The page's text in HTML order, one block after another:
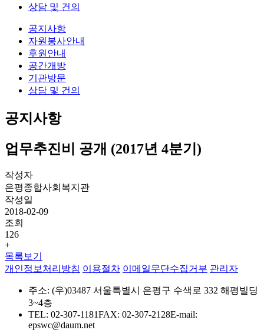
상담 및 건의
공지사항
자원봉사안내
후원안내
공간개방
기관방문
상담 및 건의
공지사항
업무추진비 공개 (2017년 4분기)
작성자
은평종합사회복지관
작성일
2018-02-09
조회
126
+
목록보기
개인정보처리방침 이용절차 이메일무단수집거부 관리자
주소: (우)03487 서울특별시 은평구 수색로 332 해평빌딩
3~4층
TEL: 02-307-1181FAX: 02-307-2128E-mail:
epswc@daum.net